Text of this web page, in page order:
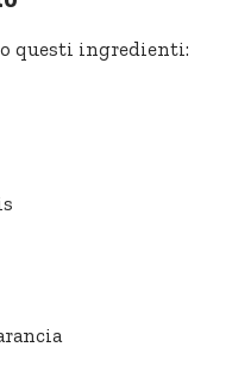
questi ingredienti: